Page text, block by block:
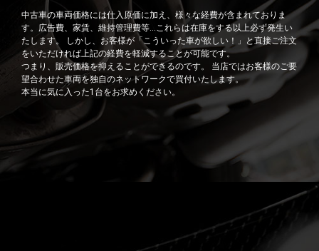
中古車の車両価格には仕入原価に加え、様々な経費が含まれておりま
す。広告費、家賃、維持管理費等…これらは在庫をする以上必ず発生い
たします。 しかし、お客様が「こういった車が欲しい！」と直接ご注文
をいただければ上記の経費を軽減することが可能です。
つまり、販売価格を抑えることができるのです。 当店ではお客様のご要
望合わせた車両を独自のネットワークで買付いたします。
本当に気に入った1台をお求めください。